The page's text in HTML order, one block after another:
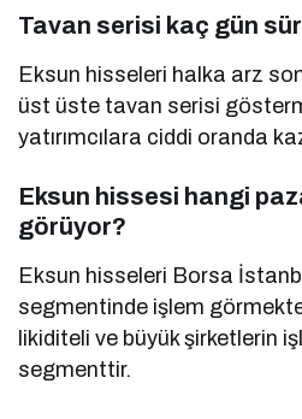
Tavan serisi kaç gün
Eksun hisseleri halka arz
üst üste tavan serisi
yatırımcılara ciddi oranda
Eksun hissesi hangi
görüyor?
Eksun hisseleri Borsa
segmentinde işlem
likiditeli ve büyük şirketlerin
segmenttir.